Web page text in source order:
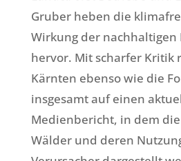
Gruber heben die
Wirkung der nachhaltigen
hervor. Mit scharfer Kritik
Kärnten ebenso wie die
insgesamt auf einen
Medienbericht, in dem
Wälder und deren